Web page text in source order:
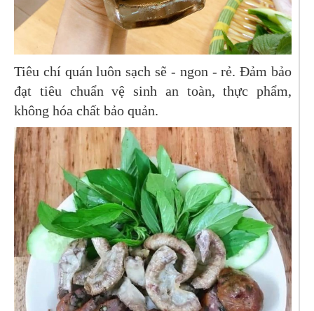
Tiêu chí quán luôn sạch sẽ - ngon - rẻ. Đảm bảo
đạt tiêu chuẩn vệ sinh an toàn, thực phẩm,
không hóa chất bảo quản.